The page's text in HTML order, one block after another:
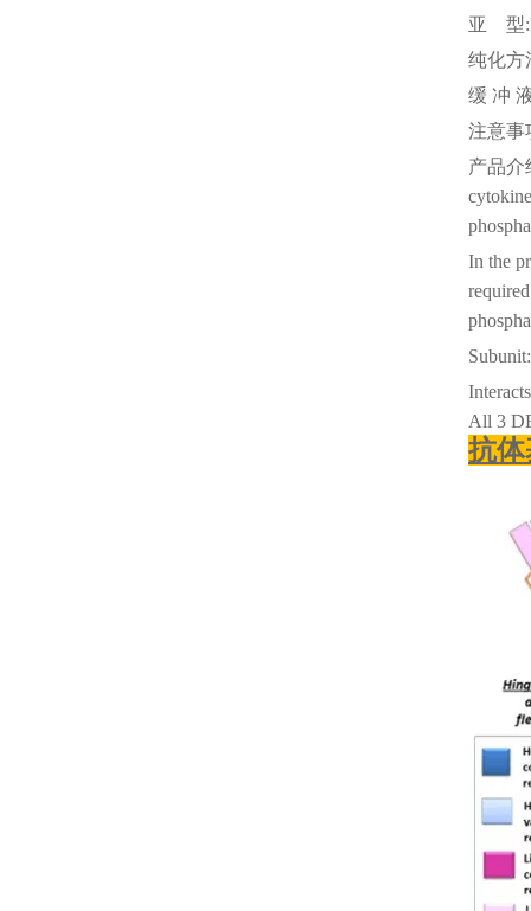
亚
型
纯化方
缓 冲
注意事
产品介
In the
Subunit:
All 3
抗